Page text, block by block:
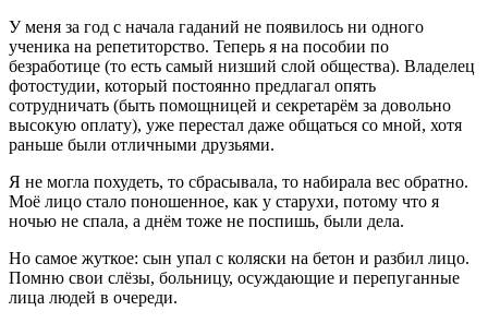
У меня за год с начала гаданий не появилось ни одного
ученика на репетиторство. Теперь я на пособии по
безработице (то есть самый низший слой общества). Владелец
фотостудии, который постоянно предлагал опять
сотрудничать (быть помощницей и секретарём за довольно
высокую оплату), уже перестал даже общаться со мной, хотя
раньше были отличными друзьями.
Я не могла похудеть, то сбрасывала, то набирала вес обратно.
Моё лицо стало поношенное, как у старухи, потому что я
ночью не спала, а днём тоже не поспишь, были дела.
Но самое жуткое: сын упал с коляски на бетон и разбил лицо.
Помню свои слёзы, больницу, осуждающие и перепуганные
лица людей в очереди.